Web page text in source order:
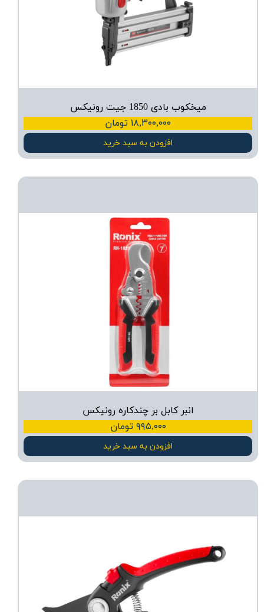
میخکوب بادی 1850 جیت رونیکس
۱۸,۳۰۰,۰۰۰ تومان
افزودن به سبد خرید
انبر کابل بر چندکاره رونیکس
۹۹۵,۰۰۰ تومان
افزودن به سبد خرید